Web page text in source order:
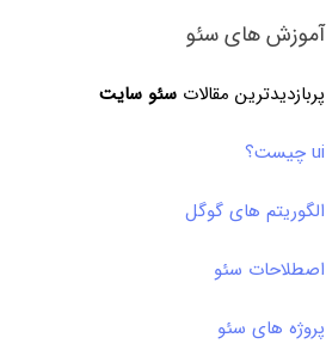
آموزش های سئو
پربازدیدترین مقالاتسئو سایت
ui چیست؟
الگوریتم های گوگل
اصطلاحات سئو
پروژه های سئو